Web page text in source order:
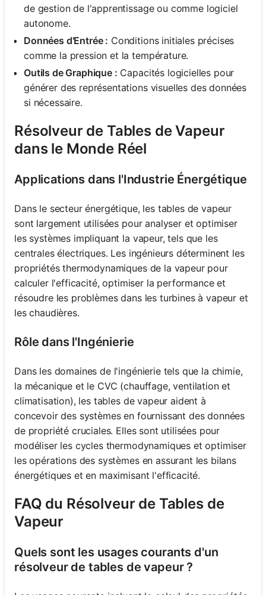
de gestion de l'apprentissage ou comme logiciel
autonome.
Données d'Entrée : Conditions initiales précises
comme la pression et la température.
Outils de Graphique : Capacités logicielles pour
générer des représentations visuelles des données
si nécessaire.
Résolveur de Tables de Vapeur
dans le Monde Réel
Applications dans l'Industrie Énergétique
Dans le secteur énergétique, les tables de vapeur
sont largement utilisées pour analyser et optimiser
les systèmes impliquant la vapeur, tels que les
centrales électriques. Les ingénieurs déterminent les
propriétés thermodynamiques de la vapeur pour
calculer l'efficacité, optimiser la performance et
résoudre les problèmes dans les turbines à vapeur et
les chaudières.
Rôle dans l'Ingénierie
Dans les domaines de l'ingénierie tels que la chimie,
la mécanique et le CVC (chauffage, ventilation et
climatisation), les tables de vapeur aident à
concevoir des systèmes en fournissant des données
de propriété cruciales. Elles sont utilisées pour
modéliser les cycles thermodynamiques et optimiser
les opérations des systèmes en assurant les bilans
énergétiques et en maximisant l'efficacité.
FAQ du Résolveur de Tables de
Vapeur
Quels sont les usages courants d'un
résolveur de tables de vapeur ?